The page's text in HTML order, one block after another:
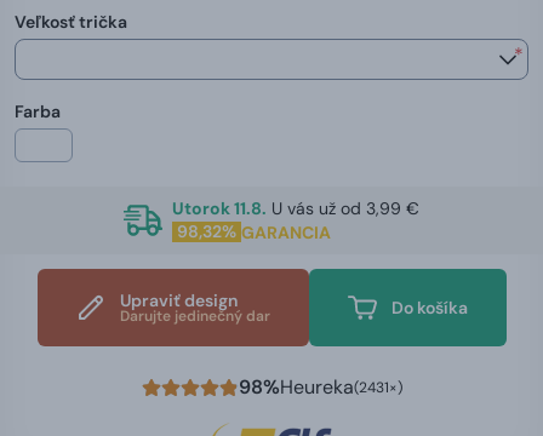
Veľkosť trička
*
Farba
Utorok 11.8. U vás už od 3,99 €
98,32% GARANCIA
Upraviť design
Darujte jedinečný dar Do košíka
98%Heureka(2431×)